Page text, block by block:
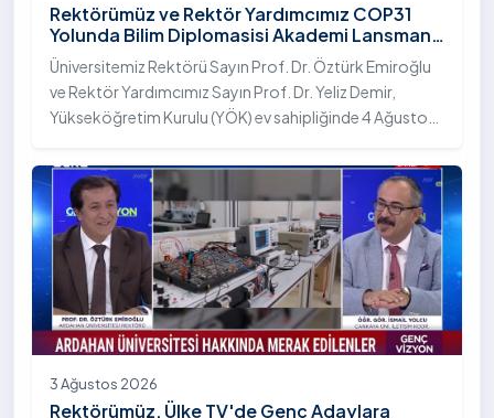
Rektörümüz ve Rektör Yardımcımız COP31
Yolunda Bilim Diplomasisi Akademi Lansmanı
Toplantısına Katıldı
Üniversitemiz Rektörü Sayın Prof. Dr. Öztürk Emiroğlu
ve Rektör Yardımcımız Sayın Prof. Dr. Yeliz Demir,
Yükseköğretim Kurulu (YÖK) ev sahipliğinde 4 Ağustos
Bilim Diplomasisi: Akademi Lansmanı” programına
katıldı.
3 Ağustos 2026
Rektörümüz, Ülke TV'de Genç Adaylara